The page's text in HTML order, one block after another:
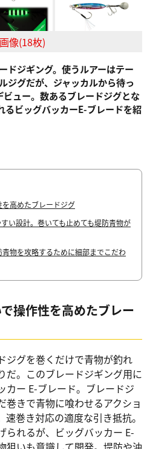
画像(18枚)
ドジギング。使うルアーはテー
ジグだが、ジャッカルから待っ
ュー。数あるブレードジグとな
るビッグバッカーE-ブレードを紹
高めたブレードジグ
い設計。巻いても止めても堤防青物が
物を攻略するために細部までこだわ
操作性を高めたブレー
ジグを巻くだけで青物が釣れ
だ。このブレードジギング用に
カー E-ブレード。ブレードジ
巻きで青物に喰わせるアクショ
巻き対応の適度な引き抵抗。
られるが、ビッグバッカー E-